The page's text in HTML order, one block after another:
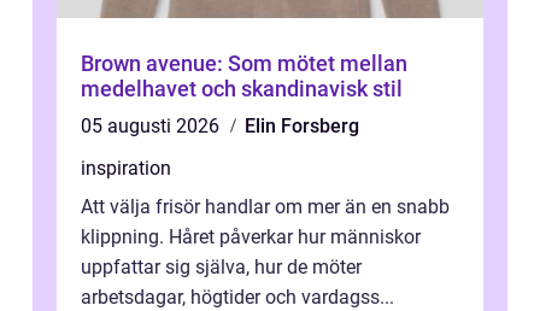
Brown avenue: Som mötet mellan
medelhavet och skandinavisk stil
05 augusti 2026
Elin Forsberg
inspiration
Att välja frisör handlar om mer än en snabb
klippning. Håret påverkar hur människor
uppfattar sig själva, hur de möter
arbetsdagar, högtider och vardagss...